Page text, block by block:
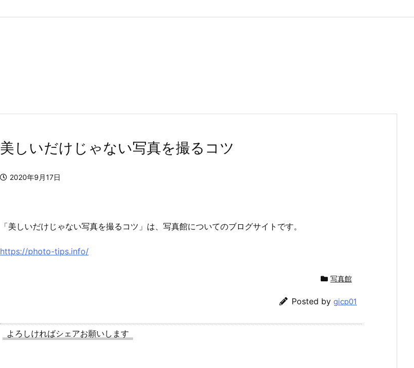
美しいだけじゃない写真を撮るコツ
2020年9月17日
「美しいだけじゃない写真を撮るコツ」は、写真館についてのブログサイトです。
https://photo-tips.info/
写真館
Posted by gicp01
よろしければシェアお願いします